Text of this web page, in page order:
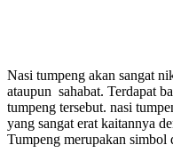
Nasi tumpeng akan sangat
ataupun sahabat. Terdapat
tumpeng tersebut. nasi
yang sangat erat kaitannya
Tumpeng merupakan simbol